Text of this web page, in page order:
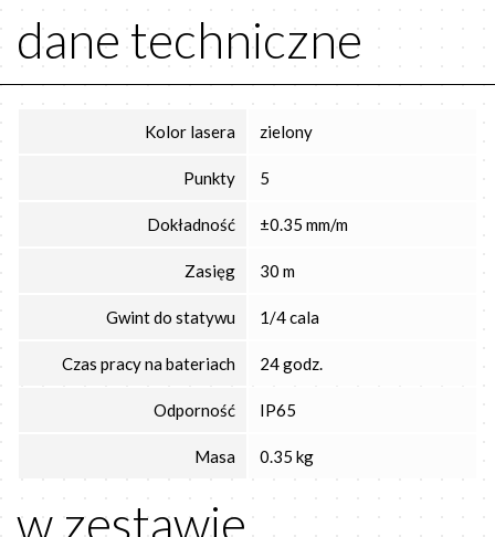
dane techniczne
Kolor lasera zielony
Punkty 5
Dokładność ±0.35 mm/m
Zasięg 30 m
Gwint do statywu 1/4 cala
Czas pracy na bateriach 24 godz.
Odporność IP65
Masa 0.35 kg
w zestawie